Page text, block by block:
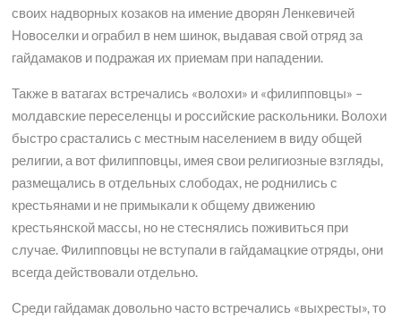
своих надворных козаков на имение дворян Ленкевичей
Новоселки и ограбил в нем шинок, выдавая свой отряд за
гайдамаков и подражая их приемам при нападении.
Также в ватагах встречались «волохи» и «филипповцы» –
молдавские переселенцы и российские раскольники. Волохи
быстро срастались с местным населением в виду общей
религии, а вот филипповцы, имея свои религиозные взгляды,
размещались в отдельных слободах, не роднились с
крестьянами и не примыкали к общему движению
крестьянской массы, но не стеснялись поживиться при
случае. Филипповцы не вступали в гайдамацкие отряды, они
всегда действовали отдельно.
Среди гайдамак довольно часто встречались «выхресты», то